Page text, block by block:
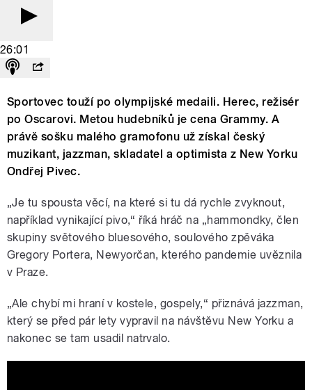
26:01
Sportovec touží po olympijské medaili. Herec, režisér
po Oscarovi. Metou hudebníků je cena Grammy. A
právě sošku malého gramofonu už získal český
muzikant, jazzman, skladatel a optimista z New Yorku
Ondřej Pivec.
„Je tu spousta věcí, na které si tu dá rychle zvyknout,
například vynikající pivo,“ říká hráč na „hammondky, člen
skupiny světového bluesového, soulového zpěváka
Gregory Portera, Newyorčan, kterého pandemie uvěznila
v Praze.
„Ale chybí mi hraní v kostele, gospely,“ přiznává jazzman,
který se před pár lety vypravil na návštěvu New Yorku a
nakonec se tam usadil natrvalo.